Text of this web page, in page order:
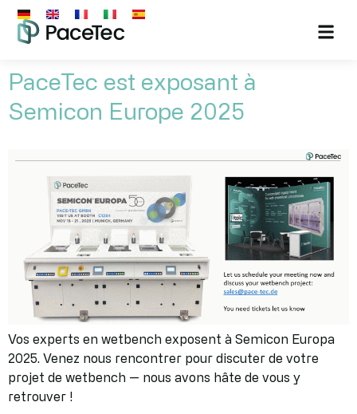
PaceTec est exposant à
Semicon Europe 2025
Vos experts en wetbench exposent à Semicon Europa
2025. Venez nous rencontrer pour discuter de votre
projet de wetbench — nous avons hâte de vous y
retrouver !